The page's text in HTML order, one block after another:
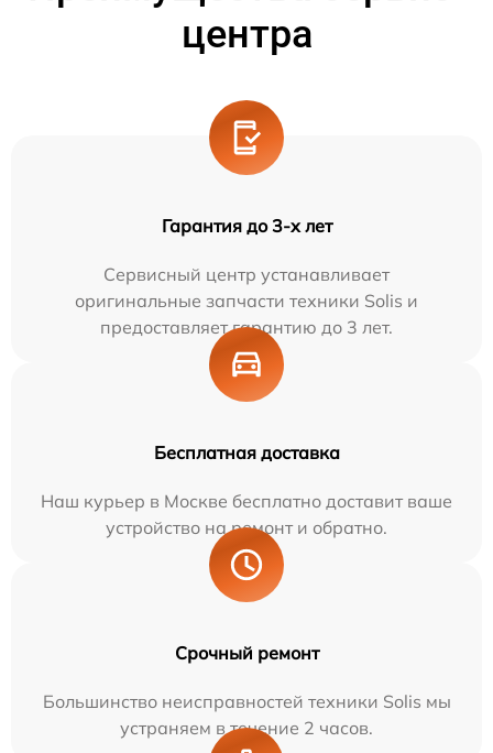
центра
Гарантия до 3-х лет
Сервисный центр устанавливает
оригинальные запчасти техники Solis и
предоставляет гарантию до 3 лет.
Бесплатная доставка
Наш курьер в Москве бесплатно доставит ваше
устройство на ремонт и обратно.
Срочный ремонт
Большинство неисправностей техники Solis мы
устраняем в течение 2 часов.